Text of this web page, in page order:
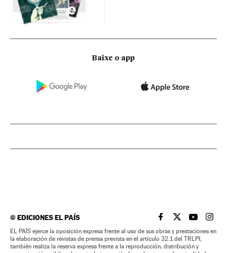
Baixe o app
©EDICIONES EL PAÍS EL PAÍS BRASIL EN
EL PAÍSEL PAÍS
EL
EL PAÍS ejerce la oposición expresa frente al uso de sus obras y prestaciones en
la elaboración de revistas de prensa prevista en el artículo 32.1 del TRLPI;
también realiza la reserva expresa frente a la reproducción, distribución y